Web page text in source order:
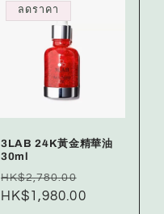
ลดราคา
3LAB 24K黃金精華油
30ml
ราคา
ปกติ
HK$2,780.00
โปรโมชัน
HK$1,980.00